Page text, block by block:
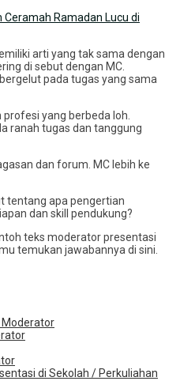
Ramadan Lucu di
arti yang tak sama dengan
di sebut dengan MC.
pada tugas yang sama
yang berbeda loh.
ranah tugas dan tanggung
dan forum. MC lebih ke
tentang apa pengertian
dan skill pendukung?
teks moderator presentasi
temukan jawabannya di sini.
Moderator
di Sekolah / Perkuliahan